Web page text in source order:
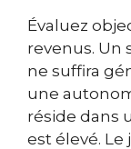
Évaluez
revenus. Un
ne suffira
une
réside dans
est élevé. Le